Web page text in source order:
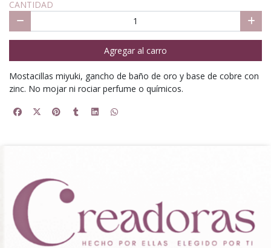
CANTIDAD
Agregar al carro
Mostacillas miyuki, gancho de baño de oro y base de cobre con
zinc. No mojar ni rociar perfume o químicos.